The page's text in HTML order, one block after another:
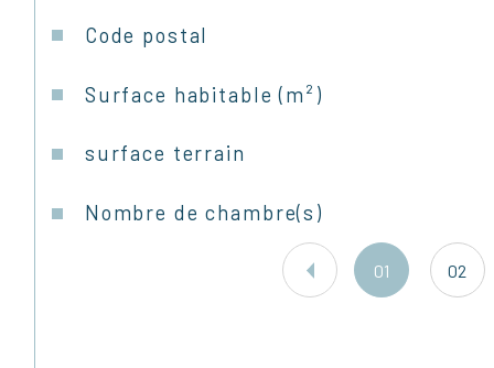
Caractéristiques Valeurs
Code postal
Surface habitable (m²)
surface terrain
Nombre de chambre(s)
01 02